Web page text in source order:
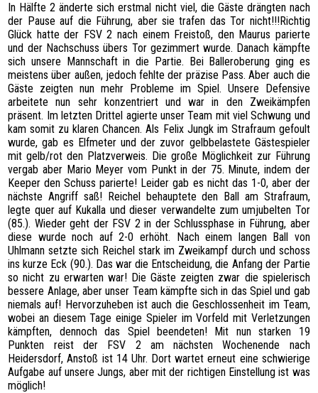
In Hälfte 2 änderte sich erstmal nicht viel, die Gäste drängten nach
der Pause auf die Führung, aber sie trafen das Tor nicht!!!Richtig
Glück hatte der FSV 2 nach einem Freistoß, den Maurus parierte
und der Nachschuss übers Tor gezimmert wurde. Danach kämpfte
sich unsere Mannschaft in die Partie. Bei Balleroberung ging es
meistens über außen, jedoch fehlte der präzise Pass. Aber auch die
Gäste zeigten nun mehr Probleme im Spiel. Unsere Defensive
arbeitete nun sehr konzentriert und war in den Zweikämpfen
präsent. Im letzten Drittel agierte unser Team mit viel Schwung und
kam somit zu klaren Chancen. Als Felix Jungk im Strafraum gefoult
wurde, gab es Elfmeter und der zuvor gelbbelastete Gästespieler
mit gelb/rot den Platzverweis. Die große Möglichkeit zur Führung
vergab aber Mario Meyer vom Punkt in der 75. Minute, indem der
Keeper den Schuss parierte! Leider gab es nicht das 1-0, aber der
nächste Angriff saß! Reichel behauptete den Ball am Strafraum,
legte quer auf Kukalla und dieser verwandelte zum umjubelten Tor
(85.). Wieder geht der FSV 2 in der Schlussphase in Führung, aber
diese wurde noch auf 2-0 erhöht. Nach einem langen Ball von
Uhlmann setzte sich Reichel stark im Zweikampf durch und schoss
ins kurze Eck (90.). Das war die Entscheidung, die Anfang der Partie
so nicht zu erwarten war! Die Gäste zeigten zwar die spielerisch
bessere Anlage, aber unser Team kämpfte sich in das Spiel und gab
niemals auf! Hervorzuheben ist auch die Geschlossenheit im Team,
wobei an diesem Tage einige Spieler im Vorfeld mit Verletzungen
kämpften, dennoch das Spiel beendeten! Mit nun starken 19
Punkten reist der FSV 2 am nächsten Wochenende nach
Heidersdorf, Anstoß ist 14 Uhr. Dort wartet erneut eine schwierige
Aufgabe auf unsere Jungs, aber mit der richtigen Einstellung ist was
möglich!